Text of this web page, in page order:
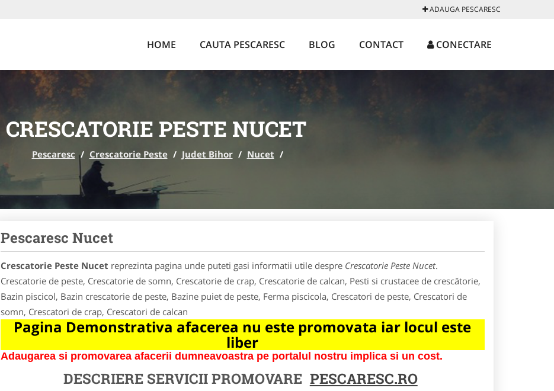
ADAUGA PESCARESC
HOME CAUTA PESCARESC BLOG CONTACT CONECTARE
CRESCATORIE PESTE NUCET
Pescaresc / Crescatorie Peste / Judet Bihor / Nucet /
Pescaresc Nucet
Crescatorie Peste Nucet reprezinta pagina unde puteti gasi informatii utile despre Crescatorie Peste Nucet.
Crescatorie de peste, Crescatorie de somn, Crescatorie de crap, Crescatorie de calcan, Pesti si crustacee de crescătorie,
Bazin piscicol, Bazin crescatorie de peste, Bazine puiet de peste, Ferma piscicola, Crescatori de peste, Crescatori de
somn, Crescatori de crap, Crescatori de calcan
Pagina Demonstrativa afacerea nu este promovata iar locul este
liber
Adaugarea si promovarea afacerii dumneavoastra pe portalul nostru implica si un cost.
DESCRIERE SERVICII PROMOVARE PESCARESC.RO